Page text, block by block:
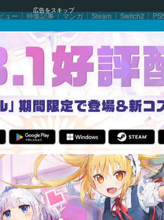
広告をスキップ
ュー 特集記事 マンガ Steam Switch2